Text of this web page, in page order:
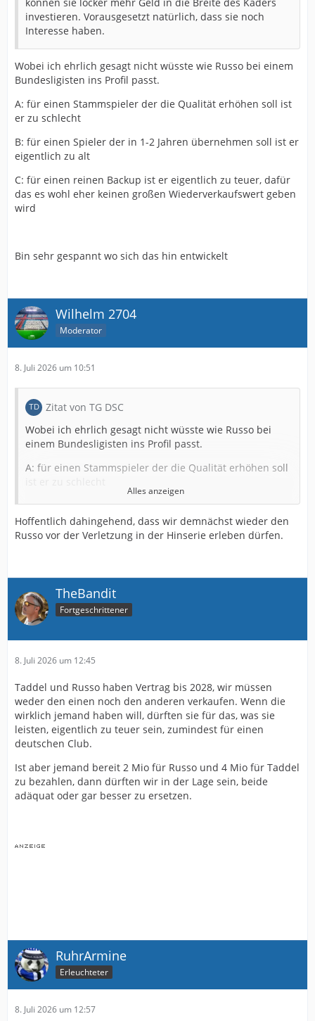
investieren. Vorausgesetzt natürlich, dass sie noch
Interesse haben.
Wobei ich ehrlich gesagt nicht wüsste wie Russo bei einem
Bundesligisten ins Profil passt.
A: für einen Stammspieler der die Qualität erhöhen soll ist
er zu schlecht
B: für einen Spieler der in 1-2 Jahren übernehmen soll ist er
eigentlich zu alt
C: für einen reinen Backup ist er eigentlich zu teuer, dafür
das es wohl eher keinen großen Wiederverkaufswert geben
wird
Bin sehr gespannt wo sich das hin entwickelt
Wilhelm 2704
Moderator
8. Juli 2026 um 10:51
Zitat von TG DSC
Wobei ich ehrlich gesagt nicht wüsste wie Russo bei
einem Bundesligisten ins Profil passt.
A: für einen Stammspieler der die Qualität erhöhen soll
B: für einen Spieler der in 1-2 Jahren übernehmen soll
ist er eigentlich zu alt
C: für einen reinen Backup ist er eigentlich zu teuer,
Bin sehr gespannt wo sich das hin entwickelt
Alles anzeigen
Hoffentlich dahingehend, dass wir demnächst wieder den
Russo vor der Verletzung in der Hinserie erleben dürfen.
TheBandit
Fortgeschrittener
8. Juli 2026 um 12:45
Taddel und Russo haben Vertrag bis 2028, wir müssen
weder den einen noch den anderen verkaufen. Wenn die
wirklich jemand haben will, dürften sie für das, was sie
leisten, eigentlich zu teuer sein, zumindest für einen
deutschen Club.
Ist aber jemand bereit 2 Mio für Russo und 4 Mio für Taddel
zu bezahlen, dann dürften wir in der Lage sein, beide
adäquat oder gar besser zu ersetzen.
RuhrArmine
Erleuchteter
8. Juli 2026 um 12:57